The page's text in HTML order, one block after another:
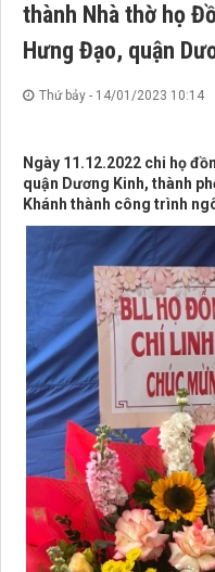
thành Nhà thờ họ
Hưng Đạo, quận
Thứ bảy - 14/01/2023 10:14
Ngày 11.12.2022 chi họ
quận Dương Kinh, thành
Khánh thành công trình